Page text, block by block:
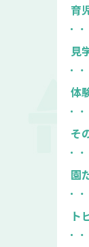
育
見
体
そ
園
ト